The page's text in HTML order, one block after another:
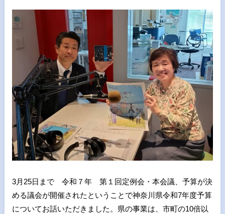
3月25日まで 令和７年 第１回定例会・本会議、予算が決
める議会が開催されたということで神奈川県令和7年度予算
についてお話いただきました。県の事業は、市町の10倍以